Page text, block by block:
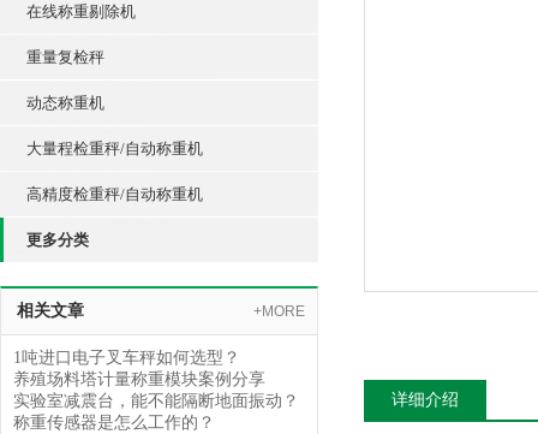
在线称重剔除机
重量复检秤
动态称重机
大量程检重秤/自动称重机
高精度检重秤/自动称重机
更多分类
相关文章 +MORE
1吨进口电子叉车秤如何选型？
养殖场料塔计量称重模块案例分享
实验室减震台，能不能隔断地面振动？
称重传感器是怎么工作的？
详细介绍